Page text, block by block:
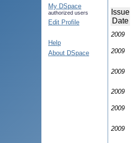
My DSpace
authorized users
Edit Profile
Help
About DSpace
Issue
Date
2009
2009
2009
2009
2009
2009